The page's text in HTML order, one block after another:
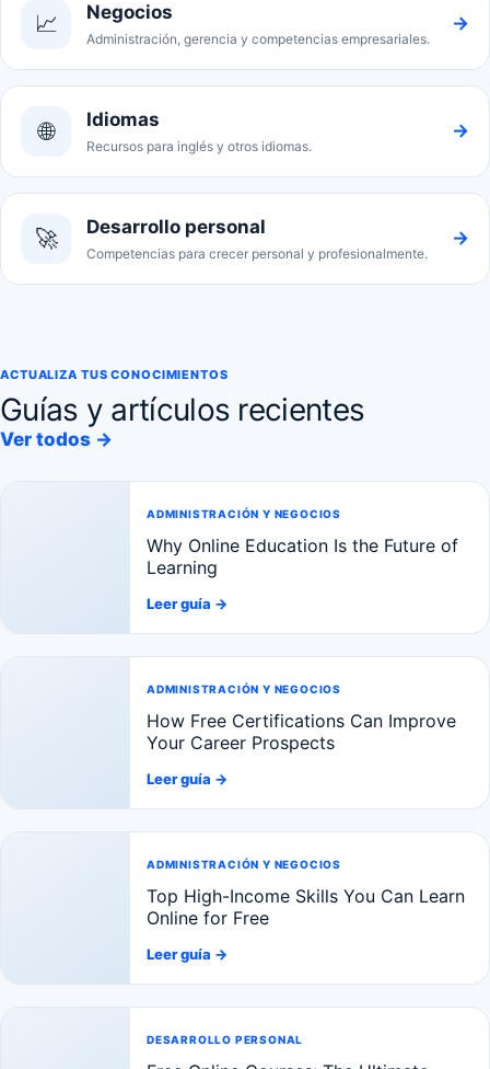
📈 Negocios
Administración, gerencia y competencias empresariales.
→
🌐 Idiomas
Recursos para inglés y otros idiomas.
→
🚀 Desarrollo personal
Competencias para crecer personal y profesionalmente.
→
ACTUALIZA TUS CONOCIMIENTOS
Guías y artículos recientes
Ver todos →
ADMINISTRACIÓN Y NEGOCIOS
Why Online Education Is the Future of
Learning
Leer guía →
ADMINISTRACIÓN Y NEGOCIOS
How Free Certifications Can Improve
Your Career Prospects
Leer guía →
ADMINISTRACIÓN Y NEGOCIOS
Top High-Income Skills You Can Learn
Online for Free
Leer guía →
DESARROLLO PERSONAL